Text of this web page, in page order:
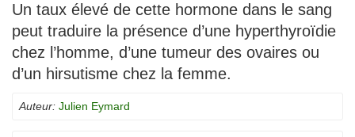
Un taux élevé de cette hormone dans le sang
peut traduire la présence d’une hyperthyroïdie
chez l’homme, d’une tumeur des ovaires ou
d’un hirsutisme chez la femme.
Auteur: Julien Eymard